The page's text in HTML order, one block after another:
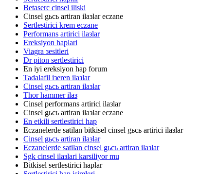
Betaserc cinsel iliski
Cinsel gьcь artiran ilaзlar eczane
Sertlestirici krem eczane
Performans artirici ilaзlar
Ereksiyon haplari
Viagra зesitleri
Dr piton sertlestirici
En iyi ereksiyon hap forum
Tadalafil iзeren ilaзlar
Cinsel gьcь artiran ilaзlar
Thor hammer ilaз
Cinsel performans artirici ilaзlar
Cinsel gьcь artiran ilaзlar eczane
En etkili sertlestirici hap
Eczanelerde satilan bitkisel cinsel gьcь artirici ilaзlar
Cinsel gьcь artiran ilaзlar
Eczanelerde satilan cinsel gьcь artiran ilaзlar
Sgk cinsel ilaзlari karsiliyor mu
Bitkisel sertlestirici haplar